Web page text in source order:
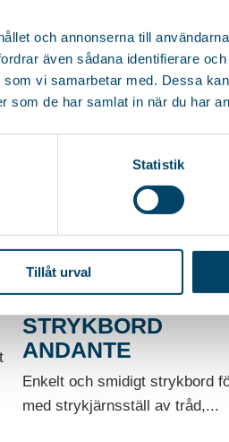
och annonserna till
även sådana identifierare
vi samarbetar med. Dessa
som de har samlat in när du har
Statistik
Tillåt urval
Vår storsäljare
STRYKBORD NEXT
PEARL BEIGE
Tidlöst och praktiskt strykbord
smidig höjdinställning och
STRYKBORD
ANDANTE
Enkelt och smidigt strykbord
med strykjärnsställ av tråd,...